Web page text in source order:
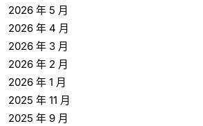
2026 年 5 月
2026 年 4 月
2026 年 3 月
2026 年 2 月
2026 年 1 月
2025 年 11 月
2025 年 9 月